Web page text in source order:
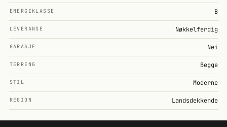
ENERGIKLASSE B
LEVERANSE Nøkkelferdig
GARASJE Nei
TERRENG Begge
STIL Moderne
REGION Landsdekkende